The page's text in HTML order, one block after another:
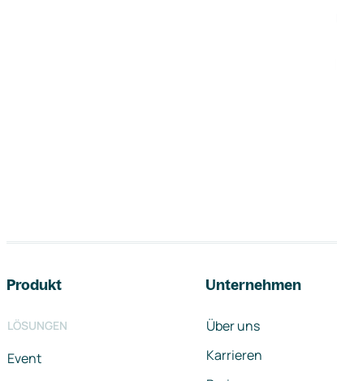
Produkt
LÖSUNGEN
Event
Unternehmen
Über uns
Karrieren